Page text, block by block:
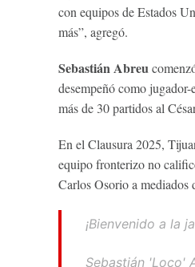
con equipos de Estados
más”, agregó.
Sebastián Abreu
desempeñó como
más de 30 partidos al
En el Clausura 2025,
equipo fronterizo no
Carlos Osorio a mediados
¡Bienvenido a la
Sebastián 'Loco'